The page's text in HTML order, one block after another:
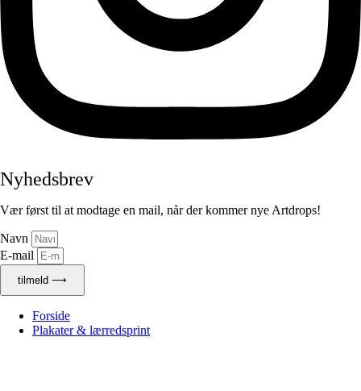
Nyhedsbrev
Vær først til at modtage en mail, når der kommer nye Artdrops!
Navn
E-mail
tilmeld ⟶
Forside
Plakater & lærredsprint